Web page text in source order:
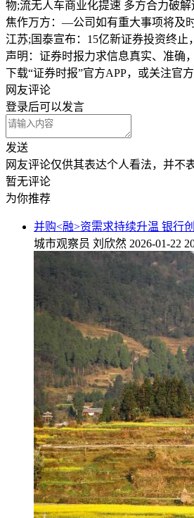
物;流无人车商业化提速 多方合力破
焦作万方：—公司如有重大事项将及
江苏;国泰宣布：15亿新证券投资终止
声明：证券时报力求信息真实、准确
下载“证券时报”官方APP，或关注官
网友评论
登录后可以发言
发送
网友评论仅供其表达个人看法，并不
暂无评论
为你推荐
并购<融>资需求持续升温 银行
城市观察员 刘欣然 2026-01-22